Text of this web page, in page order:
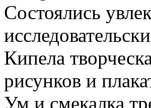
Состоялись
Кипела
рисунков и
Ум и смекалка